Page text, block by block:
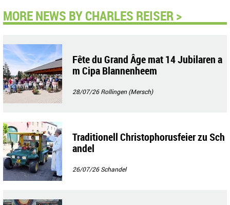
MORE NEWS BY CHARLES REISER >
Fête du Grand Âge mat 14 Jubilaren a
m Cipa Blannenheem
28/07/26Rollingen (Mersch)
Traditionell Christophorusfeier zu Sch
andel
26/07/26Schandel